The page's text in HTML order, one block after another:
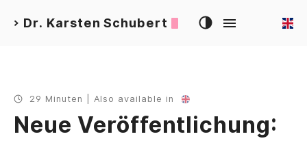
> Dr. Karsten Schubert
29 Minuten | Also available in
Neue Veröffentlichung: